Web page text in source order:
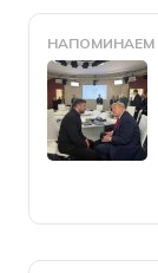
НАПОМИНАЕМ